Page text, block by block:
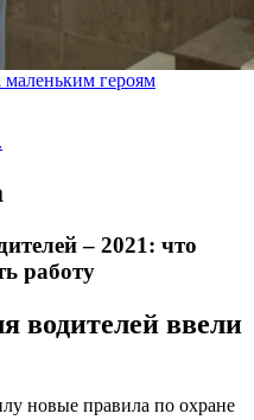
маленьким героям
– 2021: что
работу
водителей ввели
новые правила по охране